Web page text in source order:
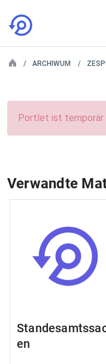
ARCHIWUM
Portlet ist temporär
Verwandte
en